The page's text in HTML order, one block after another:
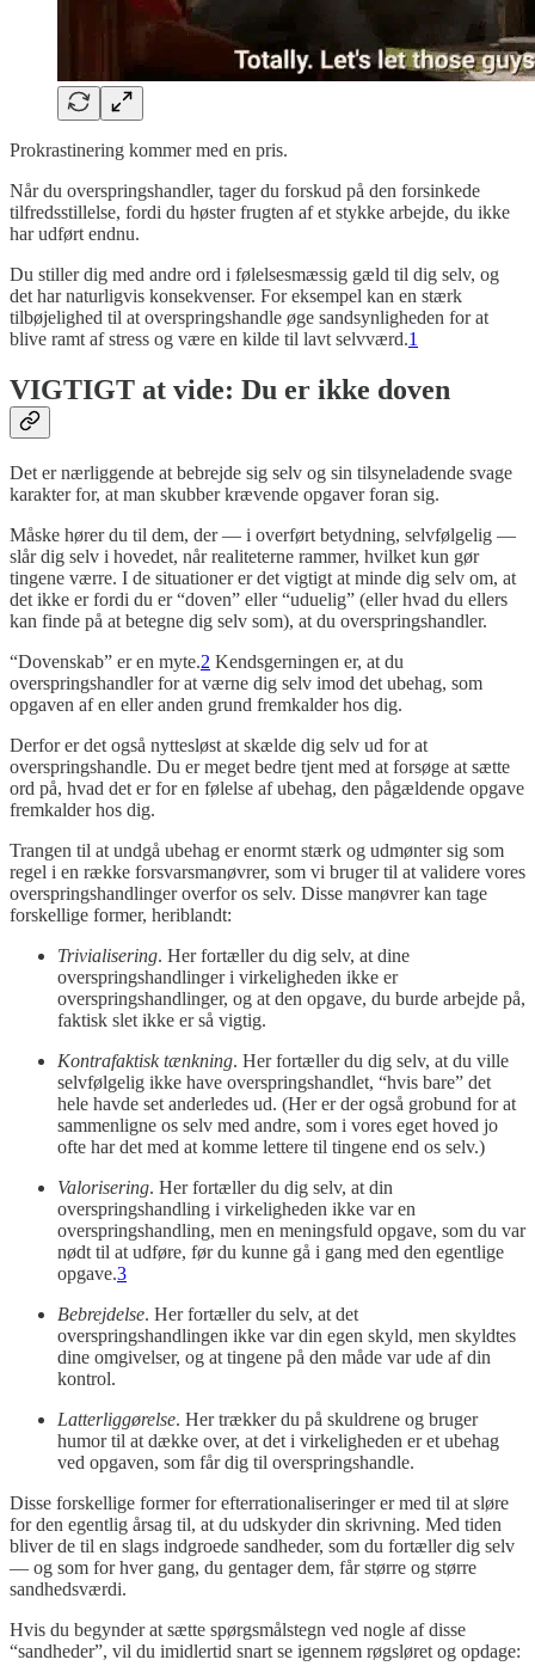
Prokrastinering kommer med en pris.
Når du overspringshandler, tager du forskud på den forsinkede
tilfredsstillelse, fordi du høster frugten af et stykke arbejde, du ikke
har udført endnu.
Du stiller dig med andre ord i følelsesmæssig gæld til dig selv, og
det har naturligvis konsekvenser. For eksempel kan en stærk
tilbøjelighed til at overspringshandle øge sandsynligheden for at
blive ramt af stress og være en kilde til lavt selvværd.1
VIGTIGT at vide: Du er ikke doven
Det er nærliggende at bebrejde sig selv og sin tilsyneladende svage
karakter for, at man skubber krævende opgaver foran sig.
Måske hører du til dem, der — i overført betydning, selvfølgelig —
slår dig selv i hovedet, når realiteterne rammer, hvilket kun gør
tingene værre. I de situationer er det vigtigt at minde dig selv om, at
det ikke er fordi du er “doven” eller “uduelig” (eller hvad du ellers
kan finde på at betegne dig selv som), at du overspringshandler.
“Dovenskab” er en myte.2 Kendsgerningen er, at du
overspringshandler for at værne dig selv imod det ubehag, som
opgaven af en eller anden grund fremkalder hos dig.
Derfor er det også nyttesløst at skælde dig selv ud for at
overspringshandle. Du er meget bedre tjent med at forsøge at sætte
ord på, hvad det er for en følelse af ubehag, den pågældende opgave
fremkalder hos dig.
Trangen til at undgå ubehag er enormt stærk og udmønter sig som
regel i en række forsvarsmanøvrer, som vi bruger til at validere vores
overspringshandlinger overfor os selv. Disse manøvrer kan tage
forskellige former, heriblandt:
Trivialisering. Her fortæller du dig selv, at dine
overspringshandlinger i virkeligheden ikke er
overspringshandlinger, og at den opgave, du burde arbejde på,
faktisk slet ikke er så vigtig.
Kontrafaktisk tænkning. Her fortæller du dig selv, at du ville
selvfølgelig ikke have overspringshandlet, “hvis bare” det
hele havde set anderledes ud. (Her er der også grobund for at
sammenligne os selv med andre, som i vores eget hoved jo
ofte har det med at komme lettere til tingene end os selv.)
Valorisering. Her fortæller du dig selv, at din
overspringshandling i virkeligheden ikke var en
overspringshandling, men en meningsfuld opgave, som du var
nødt til at udføre, før du kunne gå i gang med den egentlige
opgave.3
Bebrejdelse. Her fortæller du selv, at det
overspringshandlingen ikke var din egen skyld, men skyldtes
dine omgivelser, og at tingene på den måde var ude af din
kontrol.
Latterliggørelse. Her trækker du på skuldrene og bruger
humor til at dække over, at det i virkeligheden er et ubehag
ved opgaven, som får dig til overspringshandle.
Disse forskellige former for efterrationaliseringer er med til at sløre
for den egentlig årsag til, at du udskyder din skrivning. Med tiden
bliver de til en slags indgroede sandheder, som du fortæller dig selv
— og som for hver gang, du gentager dem, får større og større
sandhedsværdi.
Hvis du begynder at sætte spørgsmålstegn ved nogle af disse
“sandheder”, vil du imidlertid snart se igennem røgsløret og opdage: